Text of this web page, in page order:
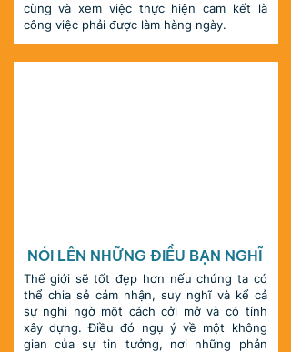
cùng và xem việc thực hiện cam kết là
công việc phải được làm hàng ngày.
NÓI LÊN NHỮNG ĐIỀU BẠN NGHĨ
Thế giới sẽ tốt đẹp hơn nếu chúng ta có
thể chia sẻ cảm nhận, suy nghĩ và kể cả
sự nghi ngờ một cách cởi mở và có tính
xây dựng. Điều đó ngụ ý về một không
gian của sự tin tưởng, nơi những phản